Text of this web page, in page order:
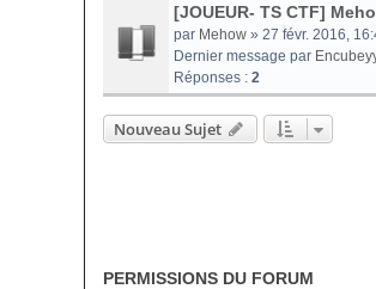
[JOUEUR- TS CTF]
par Mehow » 27 févr. 2016,
Dernier message par
Réponses : 2
Nouveau Sujet
PERMISSIONS DU FORUM